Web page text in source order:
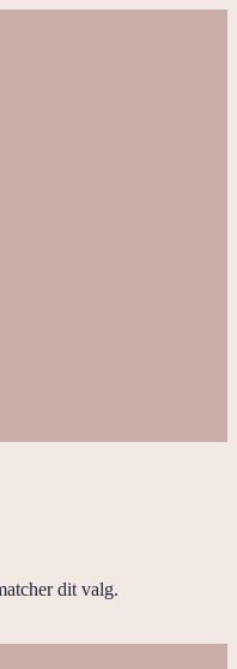
dit valg.